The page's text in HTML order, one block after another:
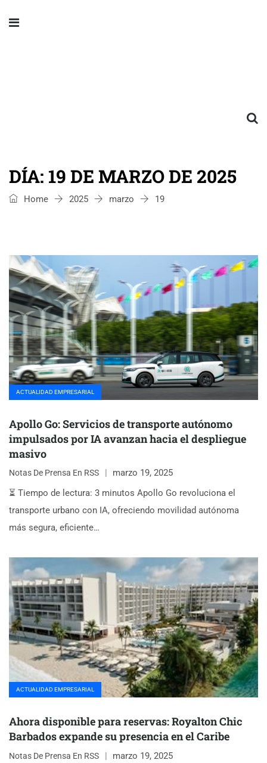
DÍA: 19 DE MARZO DE 2025
Home 2025 marzo 19
ACTUALIDAD EMPRESARIAL
Apollo Go: Servicios de transporte autónomo
impulsados por IA avanzan hacia el despliegue
masivo
Notas De Prensa En RSS
marzo 19, 2025
⏳ Tiempo de lectura: 3 minutos Apollo Go revoluciona el
transporte urbano con IA, ofreciendo movilidad autónoma
más segura, eficiente…
ACTUALIDAD EMPRESARIAL
Ahora disponible para reservas: Royalton Chic
Barbados expande su presencia en el Caribe
Notas De Prensa En RSS
marzo 19, 2025